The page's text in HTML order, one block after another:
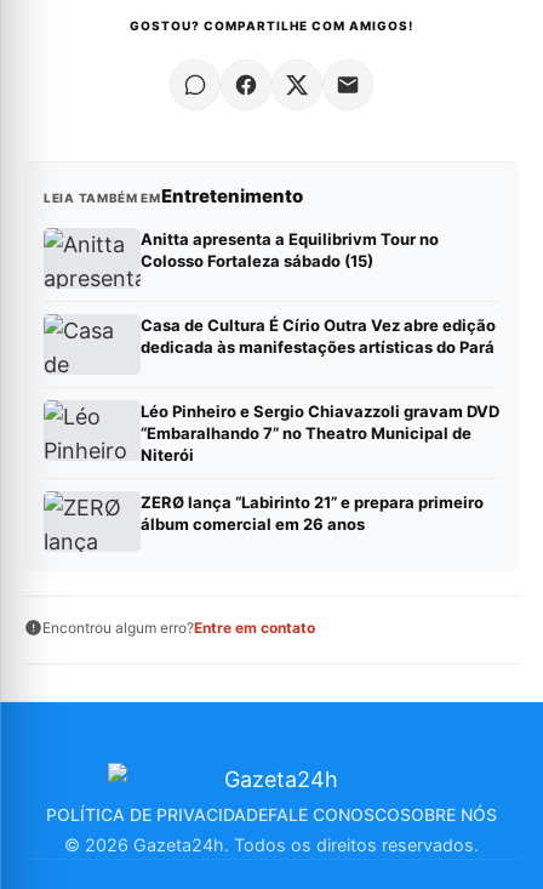
GOSTOU? COMPARTILHE COM AMIGOS!
LEIA TAMBÉM EMEntretenimento
Anitta apresenta a Equilibrivm Tour no
Colosso Fortaleza sábado (15)
Casa de Cultura É Círio Outra Vez abre edição
dedicada às manifestações artísticas do Pará
Léo Pinheiro e Sergio Chiavazzoli gravam DVD
“Embaralhando 7” no Theatro Municipal de
Niterói
ZERØ lança “Labirinto 21” e prepara primeiro
álbum comercial em 26 anos
Encontrou algum erro?Entre em contato
POLÍTICA DE PRIVACIDADEFALE CONOSCOSOBRE NÓS
© 2026 Gazeta24h. Todos os direitos reservados.